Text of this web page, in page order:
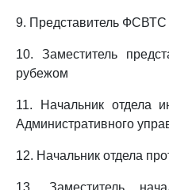
9. Представитель ФСВТС
10. Заместитель
рубежом
11. Начальник отдела
Административного
12. Начальник отдела
13. Заместитель